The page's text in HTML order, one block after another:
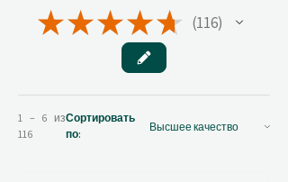
★★★★★ 116
116
1 – 6 из
116
Сортировать
по: